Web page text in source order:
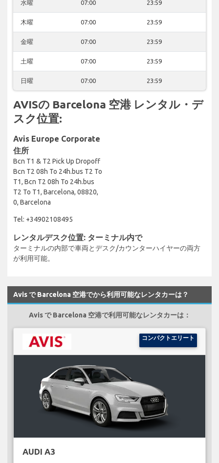
水曜 07:00 23:59
木曜 07:00 23:59
金曜 07:00 23:59
土曜 07:00 23:59
日曜 07:00 23:59
AVISの Barcelona 空港 レンタル・デ
スク位置:
Avis Europe Corporate
住所
Bcn T1 & T2 Pick Up Dropoff
Bcn T2 08h To 24h.bus T2 To
T1, Bcn T2 08h To 24h.bus
T2 To T1, Barcelona, 08820,
0, Barcelona
Tel: +34902108495
レンタルデスク位置: ターミナル内で
ターミナルの内部で車両とデスク/カウンターハイヤーの両方
が利用可能。
Avis で Barcelona 空港でから利用可能なレンタカーは？
Avis で Barcelona 空港で利用可能なレンタカーは：
コンパクトエリート
AUDI A3